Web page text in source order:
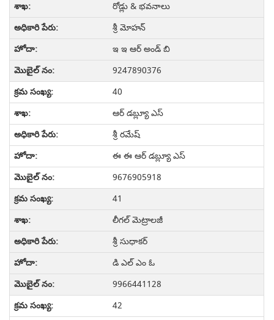
రోడ్లు & భవనాలు
శ్రీ మోహన్
ఇ ఇ ఆర్ అండ్ బి
9247890376
40
ఆర్ డబ్ల్యూ ఎస్
శ్రీ రమేష్
ఈ ఈ ఆర్ డబ్ల్యూ ఎస్
9676905918
41
లీగల్ మెట్రాలజీ
శ్రీ సుధాకర్
డి ఎల్ ఎం ఓ
9966441128
42